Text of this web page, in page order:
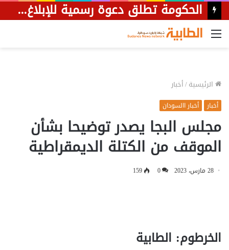
القائمة
الرئيسية/أخبار
أخبار أخبار االسودان
مجلس البجا يصدر توضيحا بشأن
الموقف من الكتلة الديمقراطية
28 مارس، 2023 0
159
الخرطوم: الطابية